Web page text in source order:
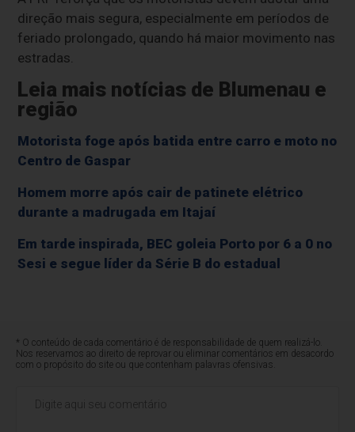
direção mais segura, especialmente em períodos de
feriado prolongado, quando há maior movimento nas
estradas.
Leia mais notícias de Blumenau e
região
Motorista foge após batida entre carro e moto no
Centro de Gaspar
Homem morre após cair de patinete elétrico
durante a madrugada em Itajaí
Em tarde inspirada, BEC goleia Porto por 6 a 0 no
Sesi e segue líder da Série B do estadual
* O conteúdo de cada comentário é de responsabilidade de quem realizá-lo.
Nos reservamos ao direito de reprovar ou eliminar comentários em desacordo
com o propósito do site ou que contenham palavras ofensivas.